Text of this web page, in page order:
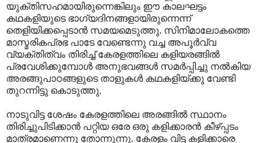
യുക്തിസഹമായിരുന്നെങ്കിലും ഈ കാലഘട്ടം
കഥകളിയുടെ ഭാഗ്യദിനങ്ങളായിരുന്നെന്ന്
തെളിയിക്കപ്പെടാന്‍ സമയമെടുത്തു. സിനിമാലോകത്തെ
മാസ്മരികപ്രഭ പാടേ വേണ്ടെന്നു വച്ച അപൂര്‍വ്വ
വ്യക്തിത്വം തിരിച്ച് കേരളത്തിലെ കളിയരങ്ങില്‍
പ്രവേശിക്കുമ്പോള്‍ അനുഭവങ്ങള്‍ സമര്‍പ്പിച്ചു നല്‍കിയ
അരങ്ങുപാഠങ്ങളുടെ താളുകള്‍ കഥകളിയ്ക്കു വേണ്ടി
തുറന്നിട്ടു കൊടുത്തു.
നാടുവിട്ട ശേഷം കേരളത്തിലെ അരങ്ങില്‍ സ്ഥാനം
തിരിച്ചുപിടിക്കാന്‍ പറ്റിയ ഒരേ ഒരു കളിക്കാരന്‍ കീഴ്പ്പടം
മാത്രമാണെന്നു തോന്നുന്നു. കേരളം വിട്ട കളിക്കാരെ